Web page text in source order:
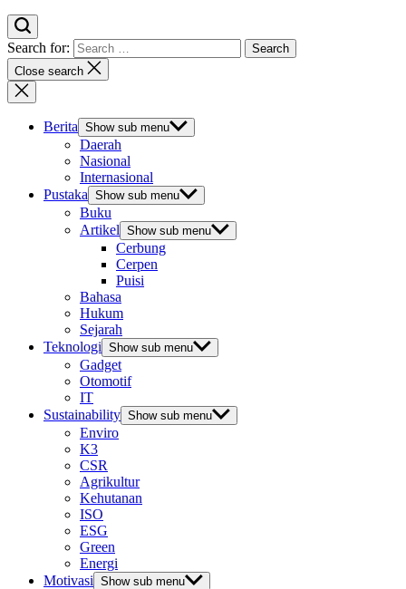
Search for:
Close search
Berita Show sub menu
Daerah
Nasional
Internasional
Pustaka Show sub menu
Buku
Artikel Show sub menu
Cerbung
Cerpen
Puisi
Bahasa
Hukum
Sejarah
Teknologi Show sub menu
Gadget
Otomotif
IT
Sustainability Show sub menu
Enviro
K3
CSR
Agrikultur
Kehutanan
ISO
ESG
Green
Energi
Motivasi Show sub menu